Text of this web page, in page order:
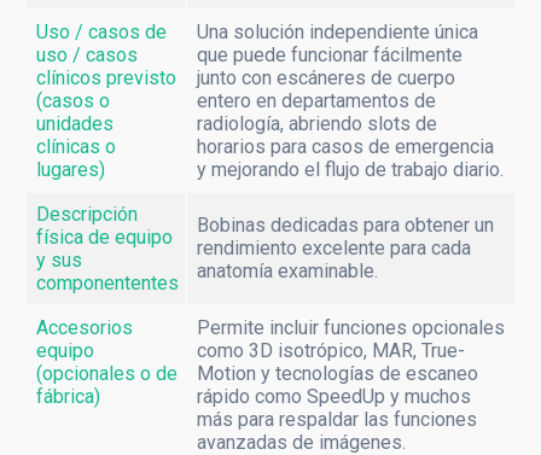
Uso / casos de
uso / casos
clínicos previsto
(casos o
unidades
clínicas o
lugares)
Una solución independiente única
que puede funcionar fácilmente
junto con escáneres de cuerpo
entero en departamentos de
radiología, abriendo slots de
horarios para casos de emergencia
y mejorando el flujo de trabajo diario.
Descripción
física de equipo
y sus
componententes
Bobinas dedicadas para obtener un
rendimiento excelente para cada
anatomía examinable.
Accesorios
equipo
(opcionales o de
fábrica)
Permite incluir funciones opcionales
como 3D isotrópico, MAR, True-
Motion y tecnologías de escaneo
rápido como SpeedUp y muchos
más para respaldar las funciones
avanzadas de imágenes.